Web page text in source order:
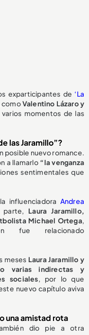
exparticipantes de ‘La
, comoValentino Lázaro y
varios momentos de las
las Jaramillo”?
posible nuevo romance.
a llamarlo “la venganza
sentimentales que
influenciadora Andrea
Laura Jaramillo,
Michael Ortega,
fue relacionado
meses Laura Jaramillo y
varias indirectas y
sociales , por lo que
nuevo capítulo aviva
una amistad rota
dio pie a otra